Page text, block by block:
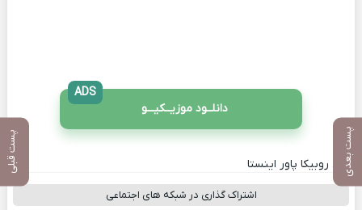
پست بعدی پست قبلی
دانلــود موزیــکیـــو
ADS
کانال روبیکا پاور اینستا
اشتراک گذاری در شبکه های اجتماعی